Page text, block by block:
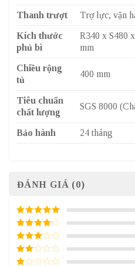
Thanh trượt Trợ lực, vận
Kích thước
phủ bì
R340 x S480
mm
Chiều rộng
tủ
400 mm
Tiêu chuẩn
chất lượng
SGS 8000
Bảo hành 24 tháng
ĐÁNH GIÁ (0)
5/ 5 điểm
4/ 5
điểm
3/ 5
điểm
2/